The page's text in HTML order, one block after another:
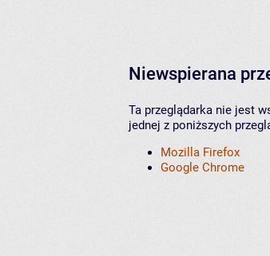
Niewspierana
Ta przeglądarka nie jest
jednej z poniższych
Mozilla Firefox
Google Chrome